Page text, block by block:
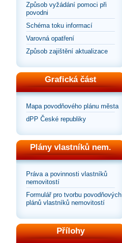
Způsob vyžádání pomoci při
povodni
Schéma toku informací
Varovná opatření
Způsob zajištění aktualizace
Grafická část
Mapa povodňového plánu města
dPP České republiky
Plány vlastníků nem.
Práva a povinnosti vlastníků
nemovitostí
Formulář pro tvorbu povodňových
plánů vlastníků nemovitostí
Přílohy